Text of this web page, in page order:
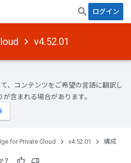
ログイン
v4.52.01
、コンテンツをご希望の言語に翻訳し
含まれる場合があります。
for Private Cloud v4.52.01 構成
？